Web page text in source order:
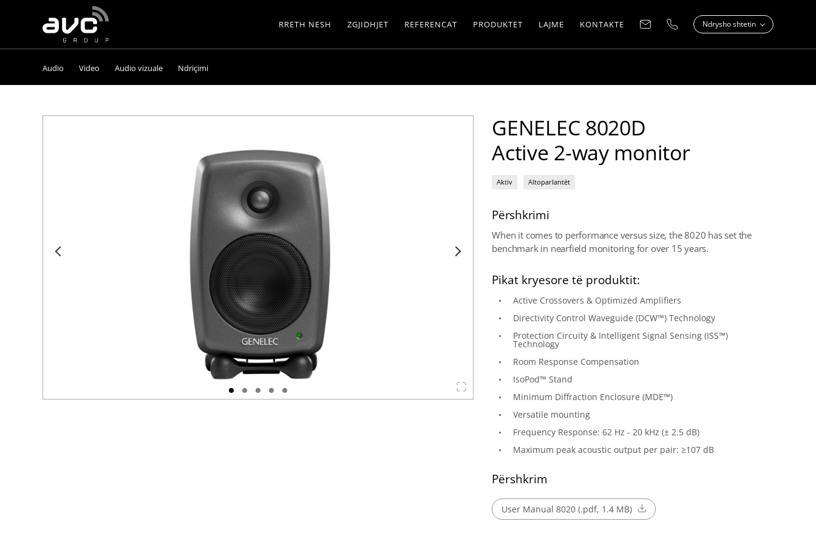
AVC
Group
RRETH NESH ZGJIDHJET REFERENCAT PRODUKTET LAJME KONTAKTE Ndrysho shtetin
Audio Video Audio vizuale Ndriçimi
GENELEC 8020D
Active 2-way monitor
Aktiv Altoparlantët
Përshkrimi
When it comes to performance versus size, the 8020 has set the
benchmark in nearfield monitoring for over 15 years.
Pikat kryesore të produktit:
Active Crossovers & Optimized Amplifiers
Directivity Control Waveguide (DCW™) Technology
Protection Circuity & Intelligent Signal Sensing (ISS™)
Technology
Room Response Compensation
IsoPod™ Stand
Minimum Diffraction Enclosure (MDE™)
Versatile mounting
Frequency Response: 62 Hz - 20 kHz (± 2.5 dB)
Maximum peak acoustic output per pair: ≥107 dB
Përshkrim
User Manual 8020 (.pdf, 1.4 MB)